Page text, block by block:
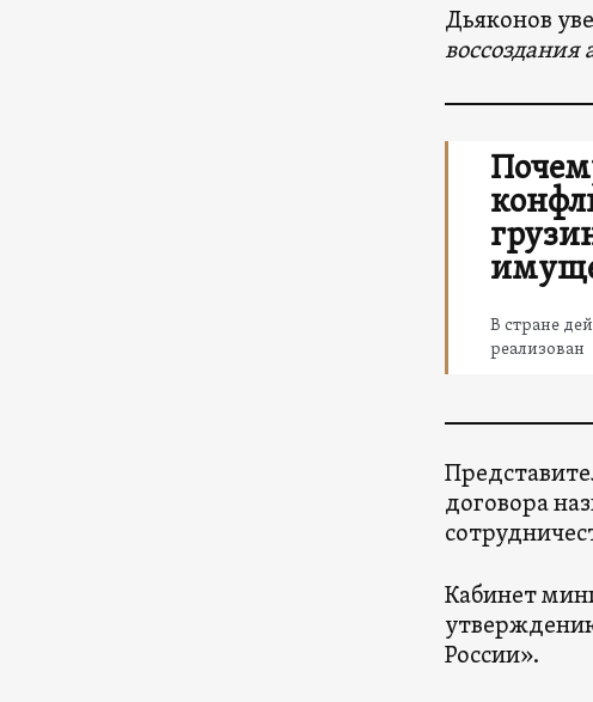
Дьяконов
В стране
реализован
договора
Кабинет
России».